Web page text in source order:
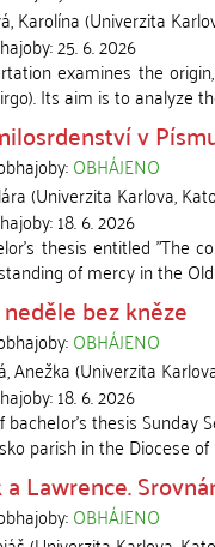
Karolína(Univerzita
25. 6. 2026
examines the
Its aim is to analyze
v
OBHÁJENO
(Univerzita Karlova,
18. 6. 2026
thesis entitled "The
of mercy in the
bez kněze
OBHÁJENO
Anežka(Univerzita
18. 6. 2026
bachelor's thesis Sunday
parish in the Diocese
a Lawrence.
OBHÁJENO